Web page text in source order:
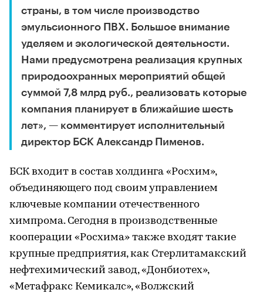
страны, в том числе производство
эмульсионного ПВХ. Большое внимание
уделяем и экологической деятельности.
Нами предусмотрена реализация крупных
природоохранных мероприятий общей
суммой 7,8 млрд руб., реализовать которые
компания планирует в ближайшие шесть
лет», — комментирует исполнительный
директор БСК Александр Пименов.
БСК входит в состав холдинга «Росхим»,
объединяющего под своим управлением
ключевые компании отечественного
химпрома. Сегодня в производственные
кооперации «Росхима» также входят такие
крупные предприятия, как Стерлитамакский
нефтехимический завод, «Донбиотех»,
«Метафракс Кемикалс», «Волжский